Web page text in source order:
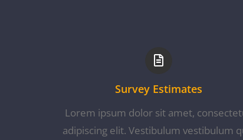
Survey Estimates
Lorem ipsum dolor sit amet,
adipiscing elit. Vestibulum vestibulum